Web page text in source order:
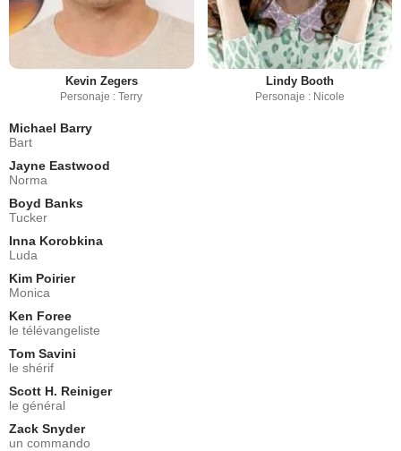
Kevin Zegers
Personaje : Terry
Lindy Booth
Personaje : Nicole
Michael Barry
Bart
Jayne Eastwood
Norma
Boyd Banks
Tucker
Inna Korobkina
Luda
Kim Poirier
Monica
Ken Foree
le télévangeliste
Tom Savini
le shérif
Scott H. Reiniger
le général
Zack Snyder
un commando